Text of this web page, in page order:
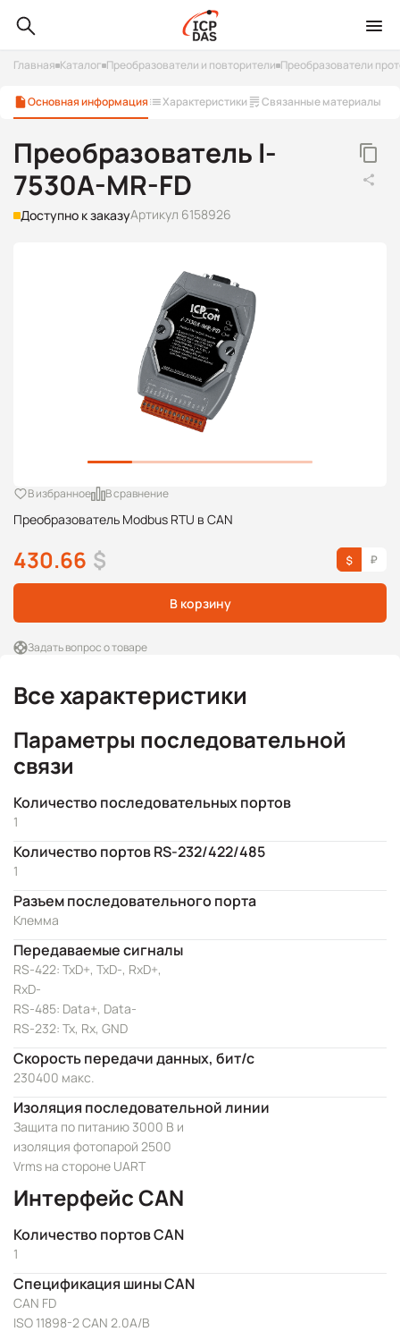
Главная Каталог Преобразователи и повторители Преобразователи
Основная информация Характеристики Связанные материалы
Преобразователь I-
7530A-MR-FD
Доступно к заказуАртикул 6158926
Преобразователь Modbus RTU в CAN
В избранное В сравнение
430.66 $
В корзину
Задать вопрос о товаре
Все характеристики
Параметры последовательной
связи
Количество последовательных портов
1
Количество портов RS-232/422/485
1
Разъем последовательного порта
Клемма
Передаваемые сигналы
RS-422: TxD+, TxD-, RxD+,
RxD-
RS-485: Data+, Data-
RS-232: Tx, Rx, GND
Скорость передачи данных, бит/с
230400 макс.
Изоляция последовательной линии
Защита по питанию 3000 В и
изоляция фотопарой 2500
Vrms на стороне UART
Интерфейс CAN
Количество портов CAN
1
Спецификация шины CAN
CAN FD
ISO 11898-2 CAN 2.0A/B